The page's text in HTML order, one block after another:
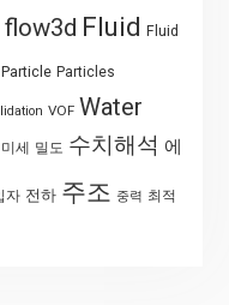
flow3d Fluid Fluid
Particle Particles
VOF Water
미세 밀도 수치해석 에
자 전하 주조 중력 최적